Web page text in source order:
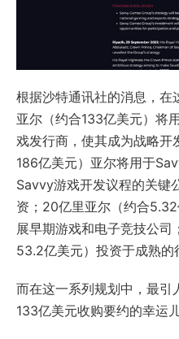
根据沙特通讯社的消息，
亚尔（约合133亿美元）将
戏发行商，使其成为战略
186亿美元）亚尔将用于
Savvy游戏开发议程的关键
资；20亿里亚尔（约合
展早期游戏和电子竞技公
53.2亿美元）投资于成熟的
而在这一系列规划中，最引
133亿美元收购要约的幸运儿